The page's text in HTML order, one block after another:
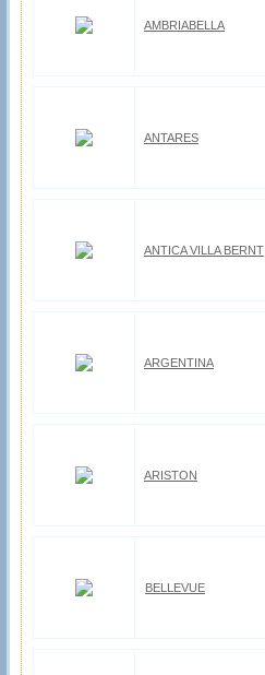
AMBRIABELLA
ANTARES
ANTICA VILLA BERNT
ARGENTINA
ARISTON
BELLEVUE